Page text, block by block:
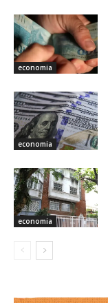
economia
economia
economia